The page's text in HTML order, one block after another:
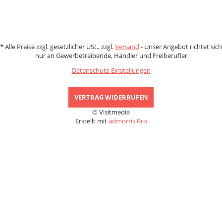
*Alle Preise zzgl. gesetzlicher USt., zzgl.Versand - Unser Angebot richtet sich
nur an Gewerbetreibende, Händler und Freiberufler
Datenschutz-Einstellungen
VERTRAG WIDERRUFEN
© Visitmedia
Erstellt mitadmorris Pro